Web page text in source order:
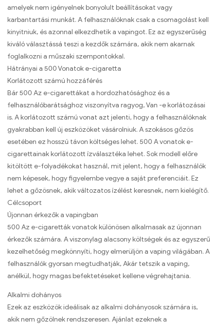
amelyek nem igényelnek bonyolult beállításokat vagy
karbantartási munkát. A felhasználóknak csak a csomagolást kell
kinyitniuk, és azonnal elkezdhetik a vapingot. Ez az egyszerűség
kiváló választássá teszi a kezdők számára, akik nem akarnak
foglalkozni a műszaki szempontokkal.
Hátrányai a 500 Vonatok e-cigaretta
Korlátozott számú hozzáférés
Bár 500 Az e-cigarettákat a hordozhatósághoz és a
felhasználóbarátsághoz viszonyítva ragyog, Van -e korlátozásai
is. A korlátozott számú vonat azt jelenti, hogy a felhasználóknak
gyakrabban kell új eszközöket vásárolniuk. A szokásos gőzös
esetében ez hosszú távon költséges lehet. 500 A vonatok e-
cigarettainak korlátozott ízválasztéka lehet. Sok modell előre
kitöltött e-folyadékokat használ, mit jelent, hogy a felhasználók
nem képesek, hogy figyelembe vegye a saját preferenciáit. Ez
lehet a gőzösnek, akik változatos ízélést keresnek, nem kielégítő.
Célcsoport
Újonnan érkezők a vapingban
500 Az e-cigaretták vonatok különösen alkalmasak az újonnan
érkezők számára. A viszonylag alacsony költségek és az egyszerű
kezelhetőség megkönnyíti, hogy elmerüljön a vaping világában. A
felhasználók gyorsan megtudhatják, Akár tetszik a vaping,
anélkül, hogy magas befektetéseket kellene végrehajtania.
Alkalmi dohányos
Ezek az eszközök ideálisak az alkalmi dohányosok számára is,
akik nem gőzölnek rendszeresen. Ajánlat ezeknek a